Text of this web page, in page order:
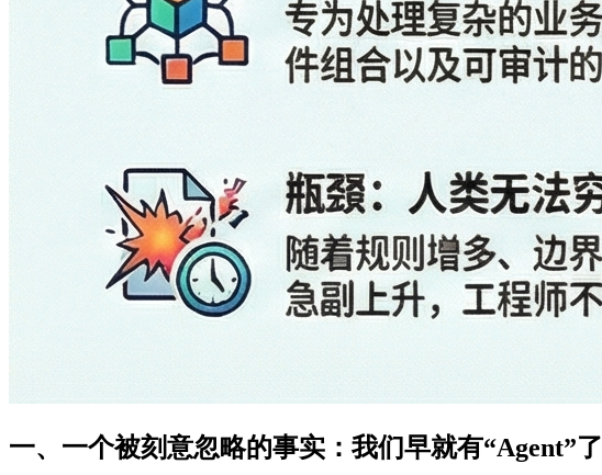
一、一个被刻意忽略的事实：我们早就有“Agent”了